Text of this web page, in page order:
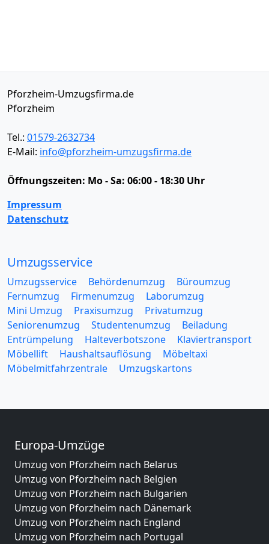
Pforzheim-Umzugsfirma.de
Pforzheim
Tel.: 01579-2632734
E-Mail: info@pforzheim-umzugsfirma.de
Öffnungszeiten: Mo - Sa: 06:00 - 18:30 Uhr
Impressum
Datenschutz
Umzugsservice
Umzugsservice Behördenumzug
Büroumzug
Fernumzug
Firmenumzug
Laborumzug
Mini Umzug
Praxisumzug
Privatumzug
Seniorenumzug
Studentenumzug
Beiladung
Entrümpelung
Halteverbotszone
Klaviertransport
Möbellift
Haushaltsauflösung
Möbeltaxi
Möbelmitfahrzentrale
Umzugskartons
Europa-Umzüge
Umzug von Pforzheim nach Belarus
Umzug von Pforzheim nach Belgien
Umzug von Pforzheim nach Bulgarien
Umzug von Pforzheim nach Dänemark
Umzug von Pforzheim nach England
Umzug von Pforzheim nach Portugal